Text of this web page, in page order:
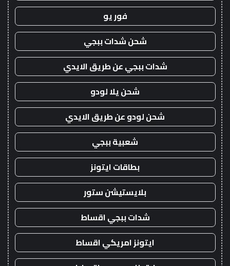
فور يو
شحن شدات ببجي
شدات ببجي عن طريق الايدي
شحن يلا لودو
شحن لودو عن طريق الايدي
شعبية ببجي
بطاقات ايتونز
بلايستيشن ستور
شدات ببجي اقساط
ايتونز امريكي اقساط